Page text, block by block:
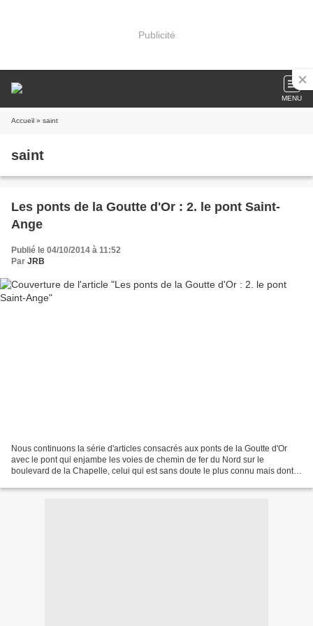
Publicité
MENU
Accueil » saint
saint
Les ponts de la Goutte d'Or : 2. le pont Saint-
Ange
Publié le 04/10/2014 à 11:52
Par JRB
Nous continuons la série d'articles consacrés aux ponts de la Goutte d'Or
avec le pont qui enjambe les voies de chemin de fer du Nord sur le
boulevard de la Chapelle, celui qui est sans doute le plus connu mais dont